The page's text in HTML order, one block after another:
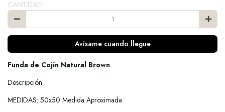
CANTIDAD
Avísame cuando llegue
Funda de Cojín Natural Brown
Descripción
MEDIDAS: 50x50 Medida Aproximada